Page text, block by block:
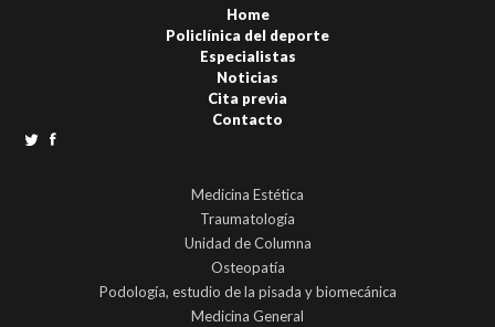
Home
Policlínica del deporte
Especialistas
Noticias
Cita previa
Contacto
Medicina Estética
Traumatología
Unidad de Columna
Osteopatía
Podología, estudio de la pisada y biomecánica
Medicina General